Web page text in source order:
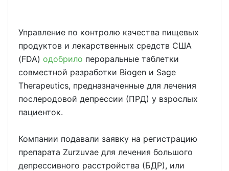
Управление по контролю качества пищевых
продуктов и лекарственных средств США
(FDA) одобрило пероральные таблетки
совместной разработки Biogen и Sage
Therapeutics, предназначенные для лечения
послеродовой депрессии (ПРД) у взрослых
пациенток.
Компании подавали заявку на регистрацию
препарата Zurzuvae для лечения большого
депрессивного расстройства (БДР), или